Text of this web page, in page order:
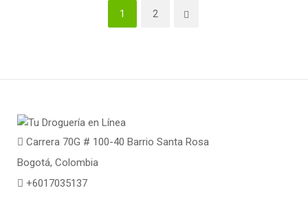
1 2
Carrera 70G # 100-40 Barrio Santa Rosa
Bogotá, Colombia
+6017035137